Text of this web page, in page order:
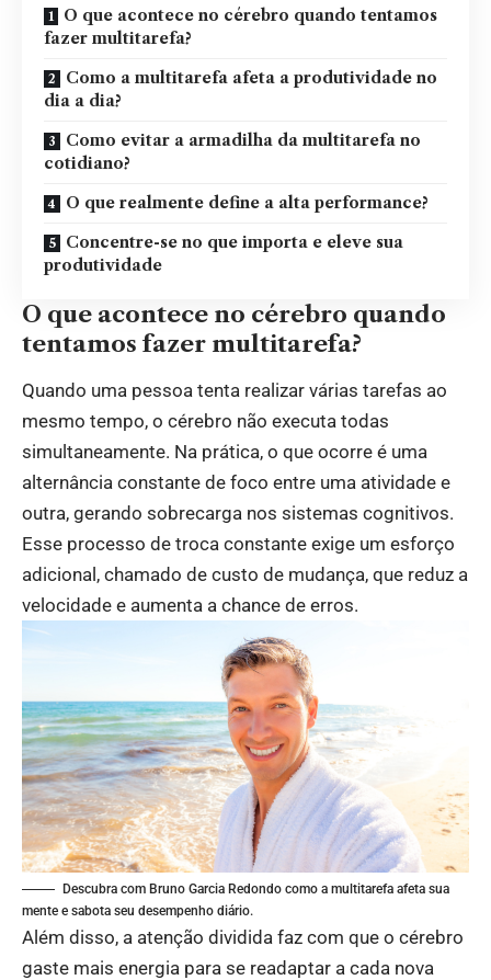
O que acontece no cérebro quando tentamos
fazer multitarefa?
Como a multitarefa afeta a produtividade no
dia a dia?
Como evitar a armadilha da multitarefa no
cotidiano?
O que realmente define a alta performance?
Concentre-se no que importa e eleve sua
produtividade
O que acontece no cérebro quando
tentamos fazer multitarefa?
Quando uma pessoa tenta realizar várias tarefas ao
mesmo tempo, o cérebro não executa todas
simultaneamente. Na prática, o que ocorre é uma
alternância constante de foco entre uma atividade e
outra, gerando sobrecarga nos sistemas cognitivos.
Esse processo de troca constante exige um esforço
adicional, chamado de custo de mudança, que reduz a
velocidade e aumenta a chance de erros.
Descubra com Bruno Garcia Redondo como a multitarefa afeta sua
mente e sabota seu desempenho diário.
Além disso, a atenção dividida faz com que o cérebro
gaste mais energia para se readaptar a cada nova